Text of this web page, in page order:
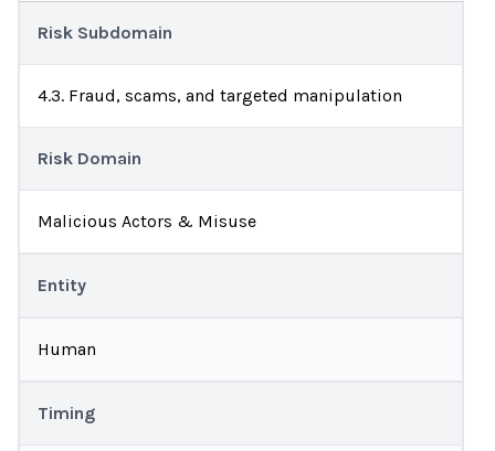
Risk Subdomain
4.3. Fraud, scams, and targeted manipulation
Risk Domain
Malicious Actors & Misuse
Entity
Human
Timing